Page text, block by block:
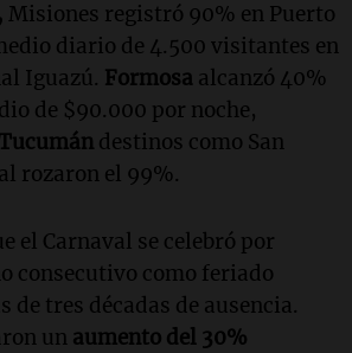
Misiones registró 90% en Puerto
diario de 4.500 visitantes en
Iguazú. Formosa alcanzó 40%
de $90.000 por noche,
Tucumán destinos como San
rozaron el 99%.
el Carnaval se celebró por
consecutivo como feriado
de tres décadas de ausencia.
un aumento del 30%